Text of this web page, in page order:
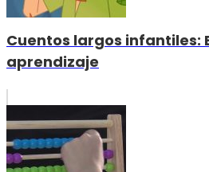
Cuentos largos infantiles:
aprendizaje